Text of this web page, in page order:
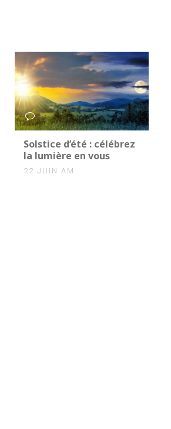
0
Solstice d’été : célébrez
la lumière en vous
22 JUIN AM